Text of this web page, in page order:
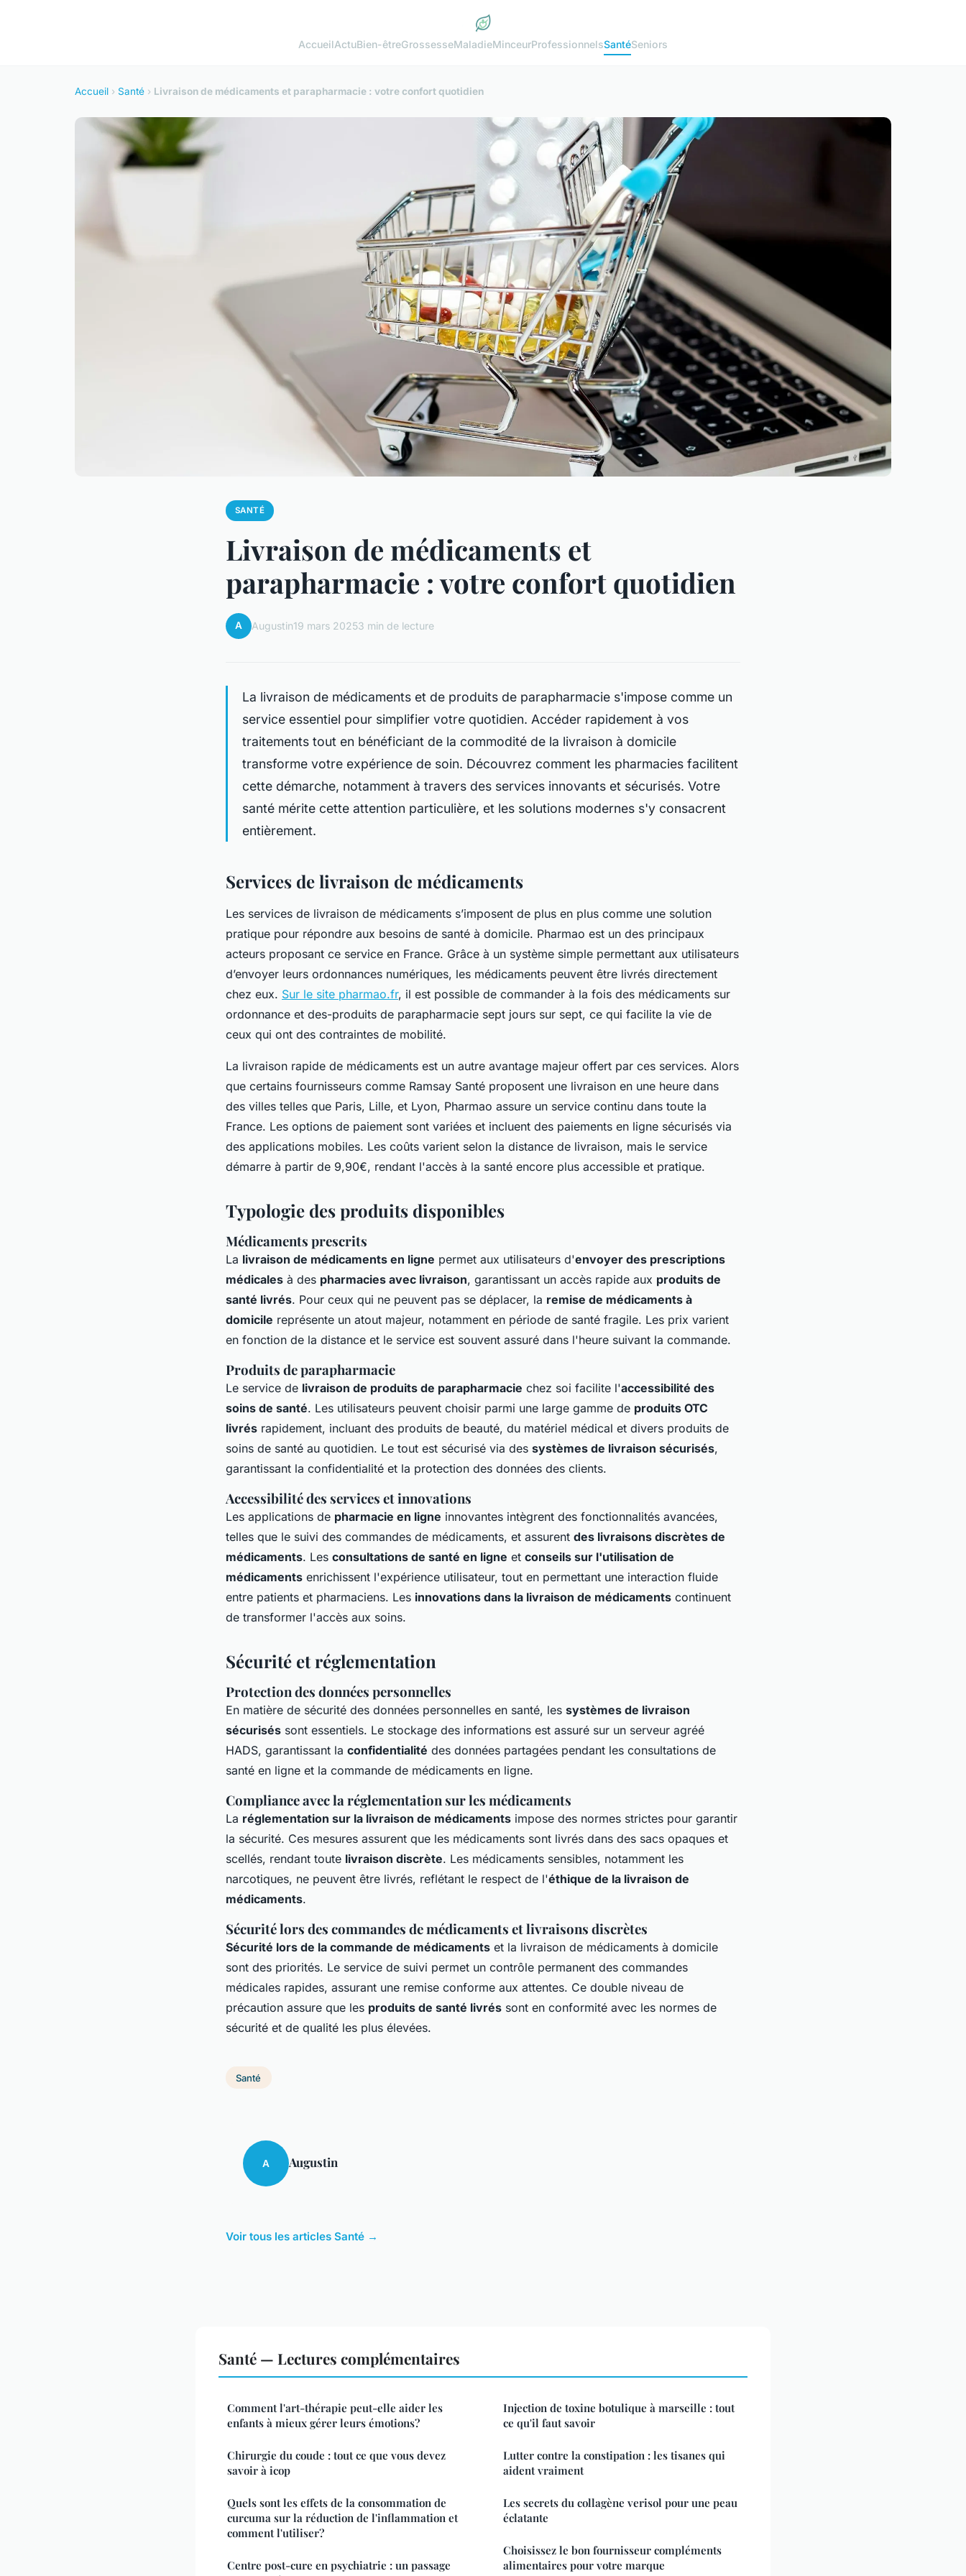
AccueilActuBien-êtreGrossesseMaladieMinceurProfessionnelsSantéSeniors
Accueil › Santé › Livraison de médicaments et parapharmacie : votre confort quotidien
SANTÉ
Livraison de médicaments et
parapharmacie : votre confort quotidien
A Augustin19 mars 20253 min de lecture
La livraison de médicaments et de produits de parapharmacie s'impose comme un
service essentiel pour simplifier votre quotidien. Accéder rapidement à vos
traitements tout en bénéficiant de la commodité de la livraison à domicile
transforme votre expérience de soin. Découvrez comment les pharmacies facilitent
cette démarche, notamment à travers des services innovants et sécurisés. Votre
santé mérite cette attention particulière, et les solutions modernes s'y consacrent
entièrement.
Services de livraison de médicaments
Les services de livraison de médicaments s’imposent de plus en plus comme une solution
pratique pour répondre aux besoins de santé à domicile. Pharmao est un des principaux
acteurs proposant ce service en France. Grâce à un système simple permettant aux utilisateurs
d’envoyer leurs ordonnances numériques, les médicaments peuvent être livrés directement
chez eux. Sur le site pharmao.fr, il est possible de commander à la fois des médicaments sur
ordonnance et des-produits de parapharmacie sept jours sur sept, ce qui facilite la vie de
ceux qui ont des contraintes de mobilité.
La livraison rapide de médicaments est un autre avantage majeur offert par ces services. Alors
que certains fournisseurs comme Ramsay Santé proposent une livraison en une heure dans
des villes telles que Paris, Lille, et Lyon, Pharmao assure un service continu dans toute la
France. Les options de paiement sont variées et incluent des paiements en ligne sécurisés via
des applications mobiles. Les coûts varient selon la distance de livraison, mais le service
démarre à partir de 9,90€, rendant l'accès à la santé encore plus accessible et pratique.
Typologie des produits disponibles
Médicaments prescrits
La livraison de médicaments en ligne permet aux utilisateurs d'envoyer des prescriptions
médicales à des pharmacies avec livraison, garantissant un accès rapide aux produits de
santé livrés. Pour ceux qui ne peuvent pas se déplacer, la remise de médicaments à
domicile représente un atout majeur, notamment en période de santé fragile. Les prix varient
en fonction de la distance et le service est souvent assuré dans l'heure suivant la commande.
Produits de parapharmacie
Le service de livraison de produits de parapharmacie chez soi facilite l'accessibilité des
soins de santé. Les utilisateurs peuvent choisir parmi une large gamme de produits OTC
livrés rapidement, incluant des produits de beauté, du matériel médical et divers produits de
soins de santé au quotidien. Le tout est sécurisé via des systèmes de livraison sécurisés,
garantissant la confidentialité et la protection des données des clients.
Accessibilité des services et innovations
Les applications de pharmacie en ligne innovantes intègrent des fonctionnalités avancées,
telles que le suivi des commandes de médicaments, et assurent des livraisons discrètes de
médicaments. Les consultations de santé en ligne et conseils sur l'utilisation de
médicaments enrichissent l'expérience utilisateur, tout en permettant une interaction fluide
entre patients et pharmaciens. Les innovations dans la livraison de médicaments continuent
de transformer l'accès aux soins.
Sécurité et réglementation
Protection des données personnelles
En matière de sécurité des données personnelles en santé, les systèmes de livraison
sécurisés sont essentiels. Le stockage des informations est assuré sur un serveur agréé
HADS, garantissant la confidentialité des données partagées pendant les consultations de
santé en ligne et la commande de médicaments en ligne.
Compliance avec la réglementation sur les médicaments
La réglementation sur la livraison de médicaments impose des normes strictes pour garantir
la sécurité. Ces mesures assurent que les médicaments sont livrés dans des sacs opaques et
scellés, rendant toute livraison discrète. Les médicaments sensibles, notamment les
narcotiques, ne peuvent être livrés, reflétant le respect de l'éthique de la livraison de
médicaments.
Sécurité lors des commandes de médicaments et livraisons discrètes
Sécurité lors de la commande de médicaments et la livraison de médicaments à domicile
sont des priorités. Le service de suivi permet un contrôle permanent des commandes
médicales rapides, assurant une remise conforme aux attentes. Ce double niveau de
précaution assure que les produits de santé livrés sont en conformité avec les normes de
sécurité et de qualité les plus élevées.
Santé
A Augustin
Voir tous les articles Santé →
Santé — Lectures complémentaires
Comment l'art-thérapie peut-elle aider les
enfants à mieux gérer leurs émotions?
Chirurgie du coude : tout ce que vous devez
savoir à icop
Quels sont les effets de la consommation de
curcuma sur la réduction de l'inflammation et
comment l'utiliser?
Centre post-cure en psychiatrie : un passage
Injection de toxine botulique à marseille : tout
ce qu'il faut savoir
Lutter contre la constipation : les tisanes qui
aident vraiment
Les secrets du collagène verisol pour une peau
éclatante
Choisissez le bon fournisseur compléments
alimentaires pour votre marque